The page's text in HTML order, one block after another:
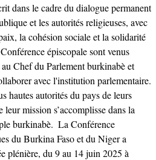
dans le cadre du dialogue permanent
et les autorités religieuses, avec
la cohésion sociale et la solidarité
épiscopale sont venus
Chef du Parlement burkinabè et
avec l'institution parlementaire.
hautes autorités du pays de leurs
mission s’accomplisse dans la
burkinabè. ‎ ‎La Conférence
du Burkina Faso et du Niger a
plénière, du 9 au 14 juin 2025 à